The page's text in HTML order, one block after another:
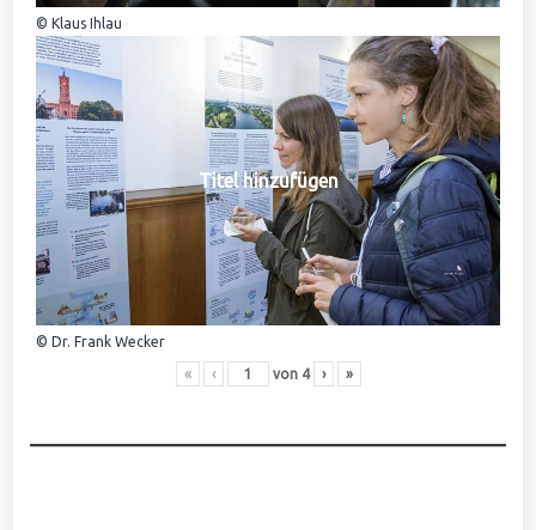
© Klaus Ihlau
Titel hinzufügen
© Dr. Frank Wecker
« ‹ von 4 › »